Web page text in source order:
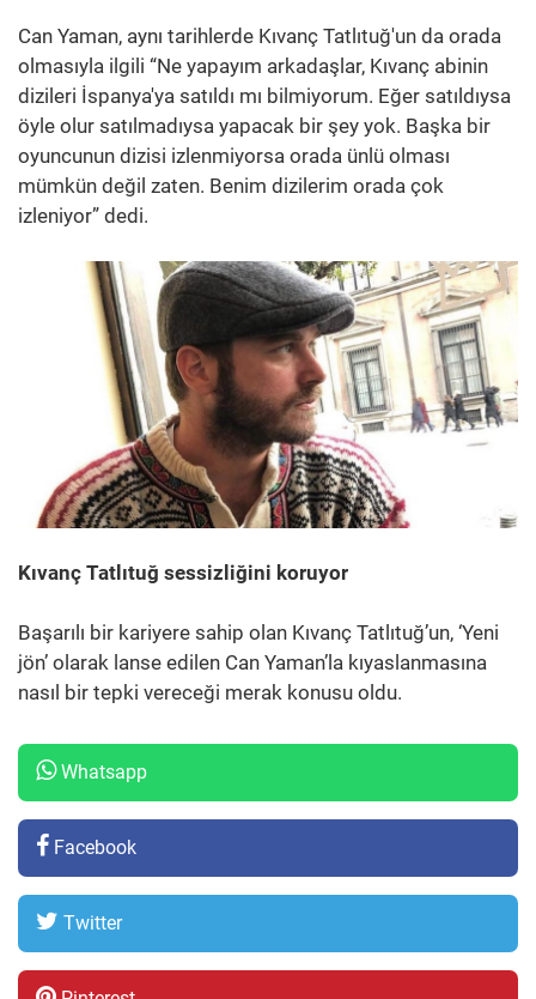
Can Yaman, aynı tarihlerde Kıvanç Tatlıtuğ'un da orada
olmasıyla ilgili “Ne yapayım arkadaşlar, Kıvanç abinin
dizileri İspanya'ya satıldı mı bilmiyorum. Eğer satıldıysa
öyle olur satılmadıysa yapacak bir şey yok. Başka bir
oyuncunun dizisi izlenmiyorsa orada ünlü olması
mümkün değil zaten. Benim dizilerim orada çok
izleniyor” dedi.
Kıvanç Tatlıtuğ sessizliğini koruyor
Başarılı bir kariyere sahip olan Kıvanç Tatlıtuğ’un, ‘Yeni
jön’ olarak lanse edilen Can Yaman’la kıyaslanmasına
nasıl bir tepki vereceği merak konusu oldu.
Whatsapp
Facebook
Twitter